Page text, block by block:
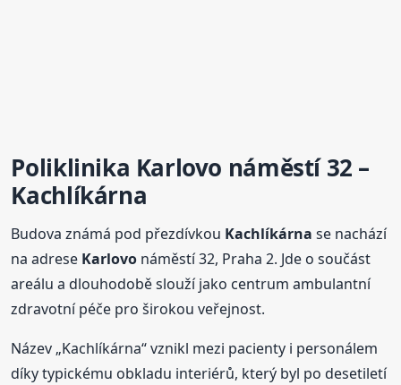
Poliklinika Karlovo náměstí 32 –
Kachlíkárna
Budova známá pod přezdívkou Kachlíkárna se nachází
na adrese Karlovo náměstí 32, Praha 2. Jde o součást
areálu a dlouhodobě slouží jako centrum ambulantní
zdravotní péče pro širokou veřejnost.
Název „Kachlíkárna“ vznikl mezi pacienty i personálem
díky typickému obkladu interiérů, který byl po desetiletí